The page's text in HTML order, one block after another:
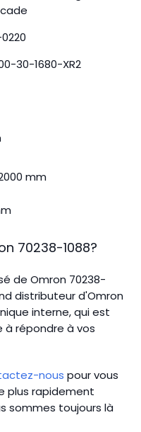
30-1680-XR2
mm
70238-1088?
de Omron 70238-
distributeur d'Omron
interne, qui est
répondre à vos
nous pour vous
plus rapidement
sommes toujours là